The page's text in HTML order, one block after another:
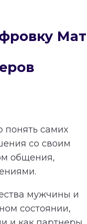
понять самих
со своим
общения,
мужчины и
состоянии,